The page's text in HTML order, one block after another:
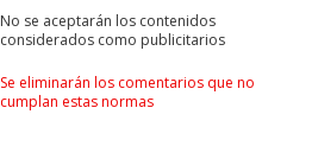
No se aceptarán los contenidos
considerados como publicitarios
Se eliminarán los comentarios que no
cumplan estas normas